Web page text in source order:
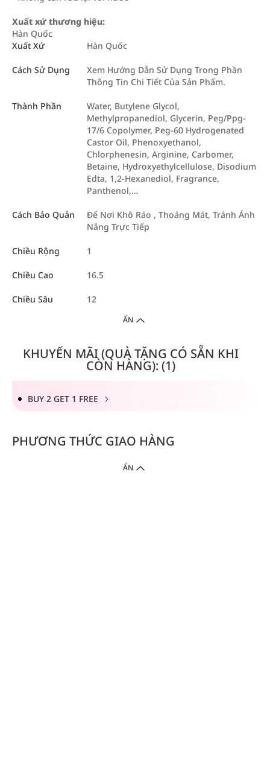
Xuất xứ thương hiệu:
Hàn Quốc
Xuất Xứ
Hàn Quốc
Cách Sử Dụng
Xem Hướng Dẫn Sử Dụng Trong Phần
Thông Tin Chi Tiết Của Sản Phẩm.
Thành Phần
Water, Butylene Glycol,
Methylpropanediol, Glycerin, Peg/Ppg-
17/6 Copolymer, Peg-60 Hydrogenated
Castor Oil, Phenoxyethanol,
Chlorphenesin, Arginine, Carbomer,
Betaine, Hydroxyethylcellulose, Disodium
Edta, 1,2-Hexanediol, Fragrance,
Panthenol,…
Cách Bảo Quản
Để Nơi Khô Ráo , Thoáng Mát, Tránh Ánh
Nắng Trực Tiếp
Chiều Rộng 1
Chiều Cao 16.5
Chiều Sâu 12
ẨN
KHUYẾN MÃI (QUÀ TẶNG CÓ SẴN KHI
CÒN HÀNG): (1)
BUY 2 GET 1 FREE
PHƯƠNG THỨC GIAO HÀNG
ẨN